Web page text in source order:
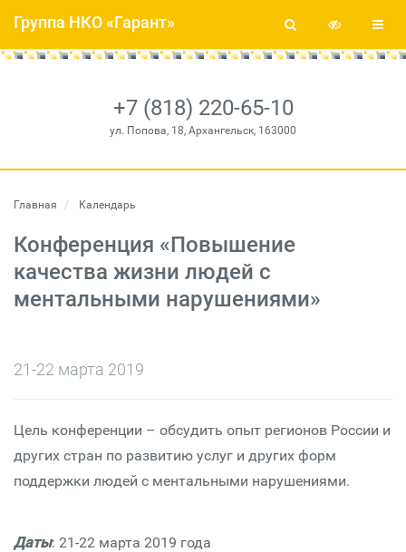
+7 (818) 220-65-10
ул. Попова, 18, Архангельск, 163000
Группа НКО «Гарант»
Главная Календарь
Конференция «Повышение
качества жизни людей с
ментальными нарушениями»
21-22 марта 2019
Цель конференции – обсудить опыт регионов России и
других стран по развитию услуг и других форм
поддержки людей с ментальными нарушениями.
Даты: 21-22 марта 2019 года